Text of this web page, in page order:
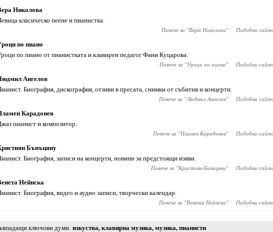
Николова
класическо пеене и пианистка.
Повече за "Вера Николова" Подобни
по пиано
по пиано от пианистката и клавирен педагог Фани Куцарова.
Повече за "Уроци по пиано" Подобни
Ангелов
Биография, дискография, отзиви в пресата, снимки от събития и концерти.
Повече за "Людмил Ангелов" Подобни
Карадонев
пианист и композитор.
Повече за "Пламен Карадонев" Подобни
Бънъцяну
Биография, записи на концерти, новини за предстоящи изяви.
Повече за "Кристиян Бънъцяну" Подобни
Нейнска
Биография, видео и аудио записи, творчески календар.
Повече за "Венета Нейнска" Подобни
ключови думи изкуства, клавирна музика, музика, пианисти